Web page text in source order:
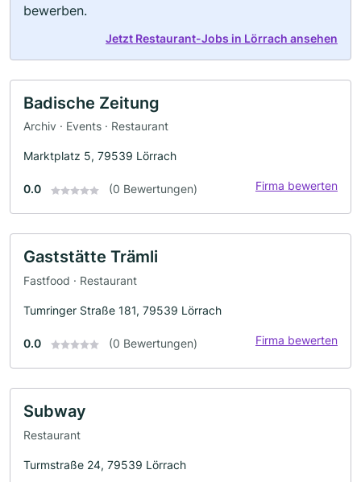
bewerben.
Jetzt Restaurant-Jobs in Lörrach ansehen
Badische Zeitung
Archiv · Events · Restaurant
Marktplatz 5, 79539 Lörrach
0.0 (0 Bewertungen) Firma bewerten
Gaststätte Trämli
Fastfood · Restaurant
Tumringer Straße 181, 79539 Lörrach
0.0 (0 Bewertungen) Firma bewerten
Subway
Restaurant
Turmstraße 24, 79539 Lörrach